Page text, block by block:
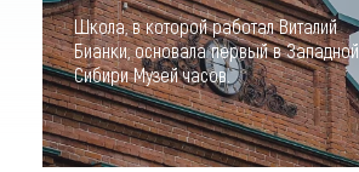
Школа, в которой работал Виталий
Бианки, основала первый в Западной
Сибири Музей часов.